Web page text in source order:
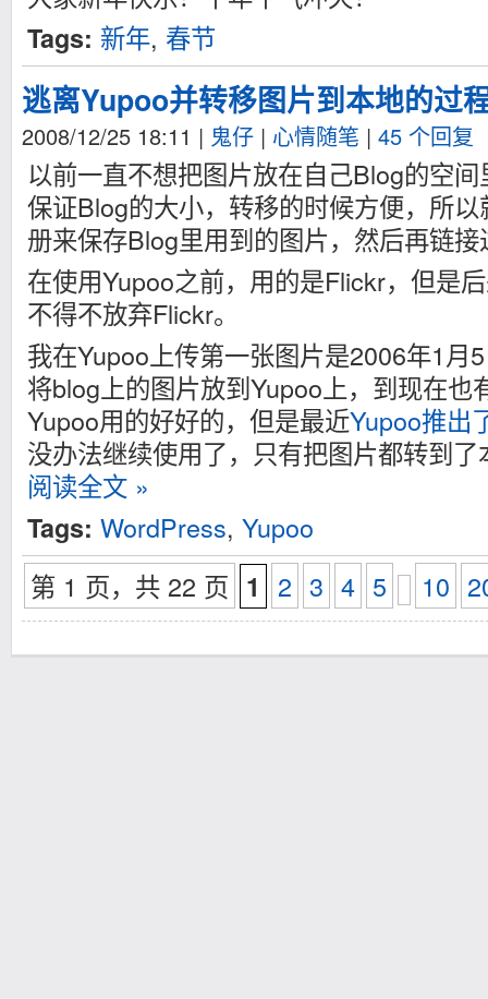
Tags: 新年, 春节
逃离Yupoo并转移图片到本地的过
2008/12/25 18:11 | 鬼仔 | 心情随笔 | 45 个回复
以前一直不想把图片放在自己Blog的空
保证Blog的大小，转移的时候方便，所
册来保存Blog里用到的图片，然后再链接
在使用Yupoo之前，用的是Flickr，但是
不得不放弃Flickr。
我在Yupoo上传第一张图片是2006年1月
将blog上的图片放到Yupoo上，到现在也
Yupoo用的好好的，但是最近Yupoo推出
没办法继续使用了，只有把图片都转到了
阅读全文 »
Tags: WordPress, Yupoo
第 1 页，共 22 页 1 2 3 4 5 10